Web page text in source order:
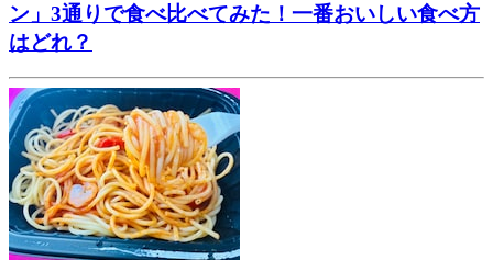
ン」3通りで食べ比べてみた！一番おいしい食べ方
はどれ？